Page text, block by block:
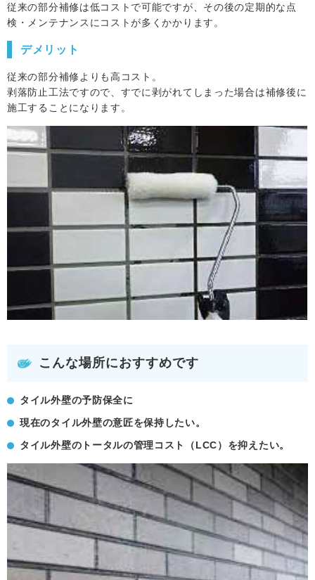
従来の部分補修は低コストで可能ですが、その後の定期的な点
検・メンテナンスにコストが多くかかります。
デメリット
従来の部分補修よりも高コスト。
剥落防止工法ですので、すでに剥がれてしまった場合は補修後に
施工することになります。
こんな場所におすすめです
タイル外壁の予防保全に
現在のタイル外壁の意匠を保持したい。
タイル外壁のトータルの管理コスト（LCC）を抑えたい。